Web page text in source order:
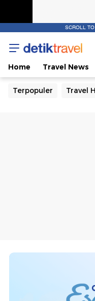
SCROLL
Home Travel News
Terpopuler Travel